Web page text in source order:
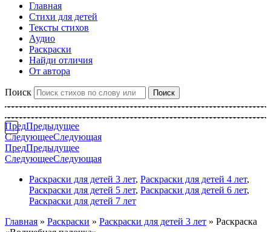
Главная
Стихи для детей
Тексты стихов
Аудио
Раскраски
Найди отличия
От автора
Поиск Поиск
ПредПредыдущее
СледующееСледующая
ПредПредыдущее
СледующееСледующая
Раскраски для детей 3 лет, Раскраски для детей 4 лет,
Раскраски для детей 5 лет, Раскраски для детей 6 лет,
Раскраски для детей 7 лет
Главная » Раскраски » Раскраски для детей 3 лет » Раскраска